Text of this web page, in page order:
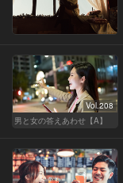
Vol.208
男と女の答えあわせ【A】